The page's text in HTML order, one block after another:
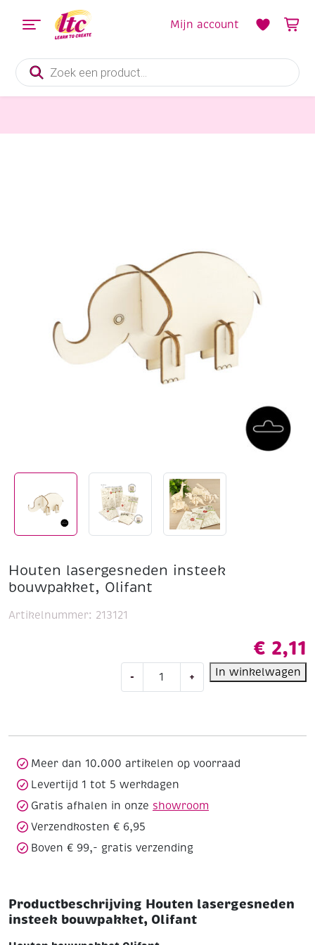
Producten
zoeken
Mijn account
Houten lasergesneden insteek
bouwpakket, Olifant
€ 2,11
-
lasergesneden
+ In winkelwagen
Artikelnummer: 213121
Meer dan 10.000 artikelen op voorraad
Levertijd 1 tot 5 werkdagen
Gratis afhalen in onze showroom
Verzendkosten € 6,95
Boven € 99,- gratis verzending
Productbeschrijving Houten lasergesneden
insteek bouwpakket, Olifant